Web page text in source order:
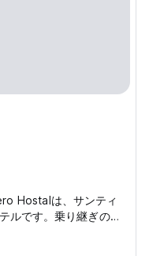
Hostalは、サンティ
ルです。乗り継ぎのお
お越しください！